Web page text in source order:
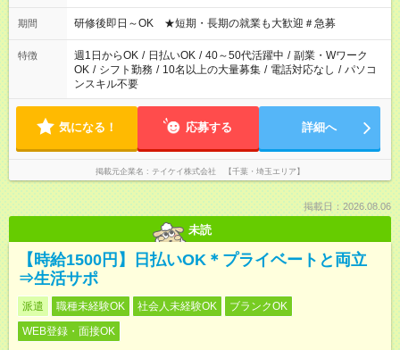
ください！
期間 研修後即日～OK ★短期・長期の就業も大歓迎＃急募
特徴 週1日からOK / 日払いOK / 40～50代活躍中 / 副業・Wワーク
OK / シフト勤務 / 10名以上の大量募集 / 電話対応なし / パソコ
ンスキル不要
気になる！ 応募する 詳細へ
掲載元企業名 テイケイ株式会社 【千葉・埼玉エリア】
掲載日：2026.08.06
未読
【時給1500円】日払いOK＊プライベートと両立
⇒生活サポ
派遣 職種未経験OK 社会人未経験OK
ブランクOK
WEB登録・面接OK